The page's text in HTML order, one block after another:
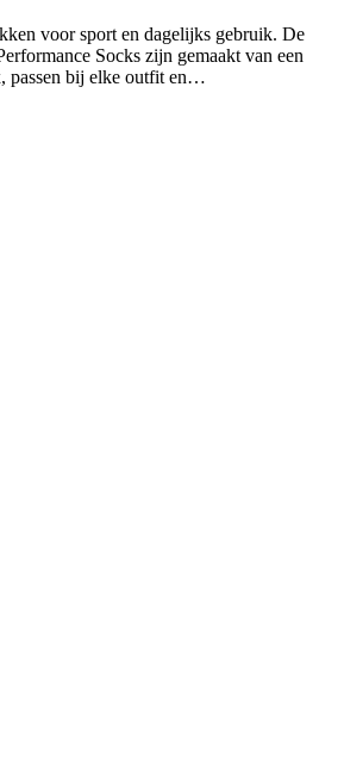
voor sport en dagelijks gebruik. De
Socks zijn gemaakt van een
passen bij elke outfit en…